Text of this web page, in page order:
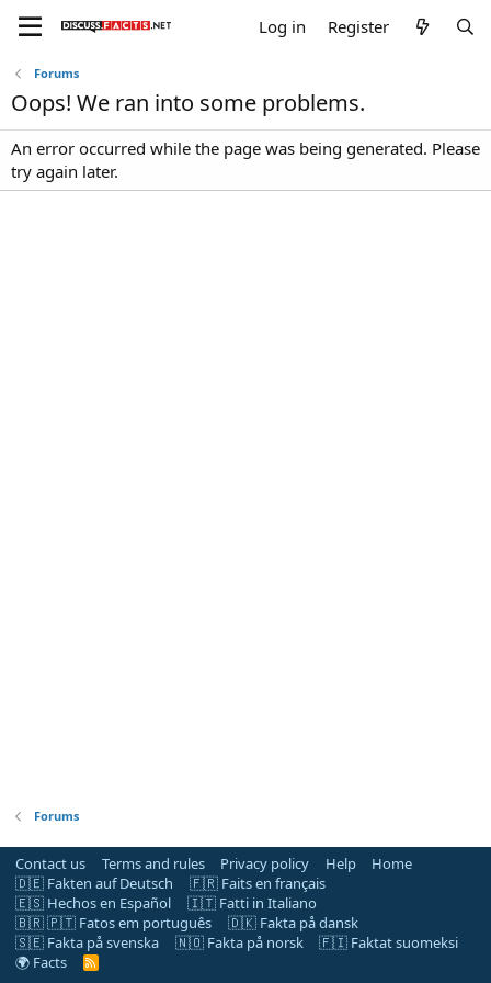
Log in Register
Forums
Oops! We ran into some problems.
An error occurred while the page was being generated. Please
try again later.
Forums
Contact us Terms and rules Privacy policy Help
Home
🇩🇪 Fakten auf Deutsch
🇫🇷 Faits en français
🇪🇸 Hechos en Español
🇮🇹 Fatti in Italiano
🇧🇷 🇵🇹 Fatos em português
🇩🇰 Fakta på dansk
🇸🇪 Fakta på svenska
🇳🇴 Fakta på norsk
🇫🇮 Faktat suomeksi
🌍 Facts
R